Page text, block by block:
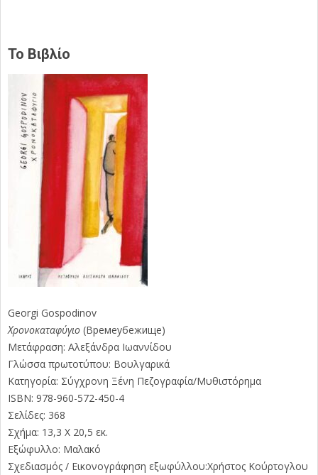
Το Βιβλίο
Georgi Gospodinov
Χρονοκαταφύγιο (Времеубежище)
Μετάφραση: Αλεξάνδρα Ιωαννίδου
Γλώσσα πρωτοτύπου: Βουλγαρικά
Κατηγορία: Σύγχρονη Ξένη Πεζογραφία/Μυθιστόρημα
ISBN: 978-960-572-450-4
Σελίδες: 368
Σχήμα: 13,3 Χ 20,5 εκ.
Εξώφυλλο: Μαλακό
Σχεδιασμός / Εικονογράφηση εξωφύλλου:Χρήστος Κούρτογλου